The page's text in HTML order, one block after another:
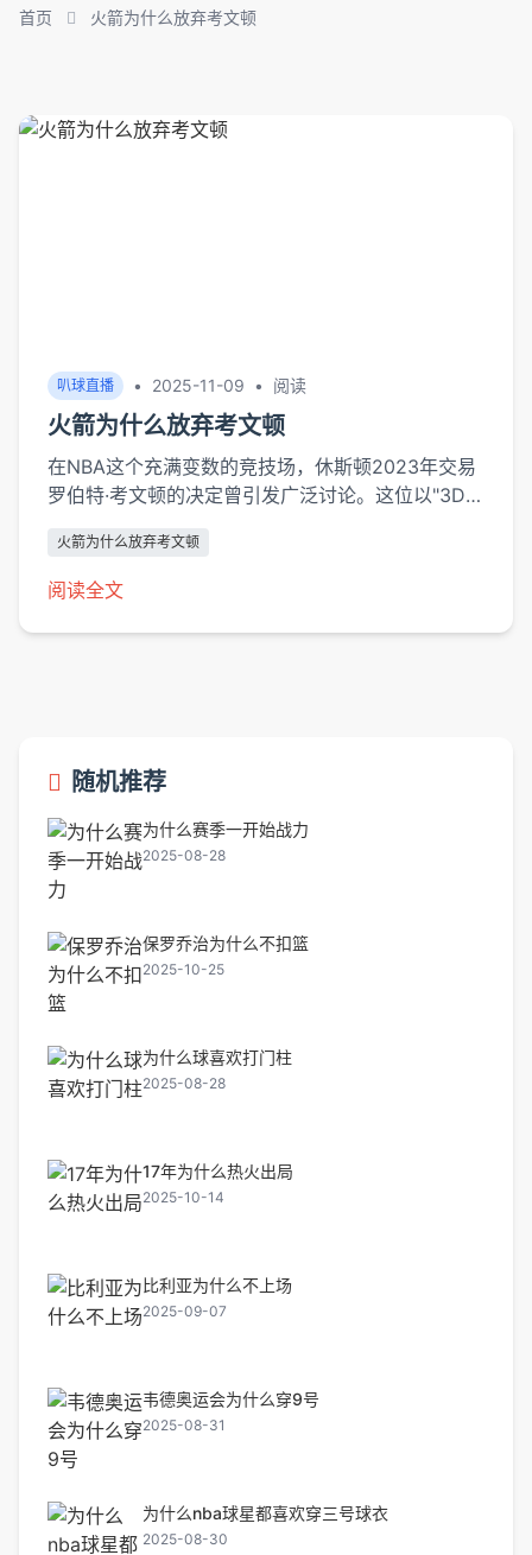
首页 火箭为什么放弃考文顿
叭球直播 • 2025-11-09 • 阅读
火箭为什么放弃考文顿
在NBA这个充满变数的竞技场，休斯顿2023年交易
罗伯特·考文顿的决定曾引发广泛讨论。这位以"3D球
6.7篮板并保持34.6%的三分命中率，却在球队重建
过程中成为战略调整的牺牲品。这看似矛盾的决策背
火箭为什么放弃考文顿
阅读全文
随机推荐
为什么赛季一开始战力
2025-08-28
保罗乔治为什么不扣篮
2025-10-25
为什么球喜欢打门柱
2025-08-28
17年为什么热火出局
2025-10-14
比利亚为什么不上场
2025-09-07
韦德奥运会为什么穿9号
2025-08-31
为什么nba球星都喜欢穿三号球衣
2025-08-30